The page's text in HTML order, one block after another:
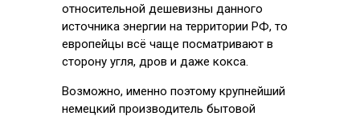
относительной дешевизны данного
источника энергии на территории РФ, то
европейцы всё чаще посматривают в
сторону угля, дров и даже кокса.
Возможно, именно поэтому крупнейший
немецкий производитель бытовой